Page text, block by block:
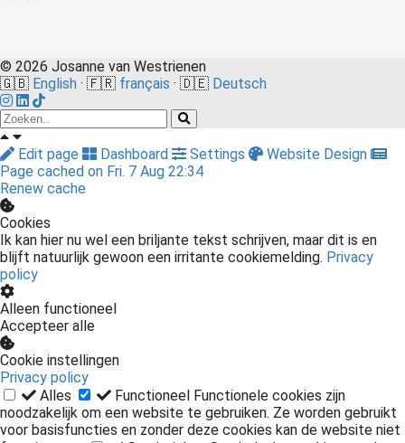
© 2026 Josanne van Westrienen
🇬🇧 English · 🇫🇷 français · 🇩🇪 Deutsch
Edit page Dashboard Settings
Website Design
Page cached on Fri. 7 Aug 22:34
Renew cache
Cookies
Ik kan hier nu wel een briljante tekst schrijven, maar dit is en
blijft natuurlijk gewoon een irritante cookiemelding. Privacy
policy
Alleen functioneel
Accepteer alle
Cookie instellingen
Privacy policy
Alles
Functioneel Functionele cookies zijn
noodzakelijk om een website te gebruiken. Ze worden gebruikt
voor basisfuncties en zonder deze cookies kan de website niet